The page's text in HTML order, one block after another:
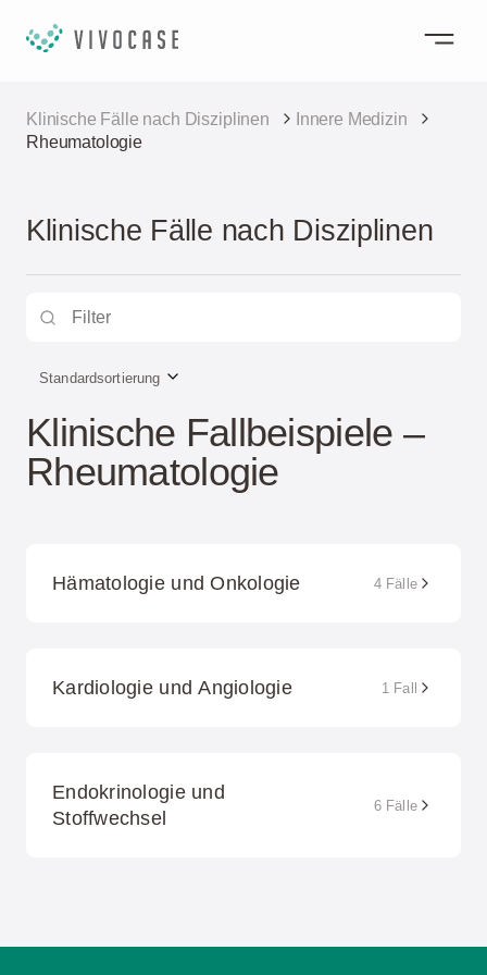
Klinische Fälle nach Disziplinen
Innere Medizin
Rheumatologie
Klinische Fälle nach Disziplinen
Standardsortierung
Klinische Fallbeispiele –
Rheumatologie
Hämatologie und Onkologie 4 Fälle
Kardiologie und Angiologie 1 Fall
Endokrinologie und
Stoffwechsel
6 Fälle